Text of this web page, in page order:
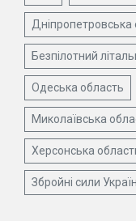
Дніпропетровська
Безпілотний
Одеська область
Миколаївська
Херсонська
Збройні сили